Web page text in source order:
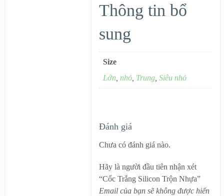
Thông tin bổ
sung
Size
Lớn ,nhỏ Trung ,Siêu nhỏ
Đánh giá
Chưa có đánh giá nào.
Hãy là người đầu tiên nhận xét
“Cốc Trắng Silicon Trộn Nhựa”
Email của bạn sẽ không được hiển